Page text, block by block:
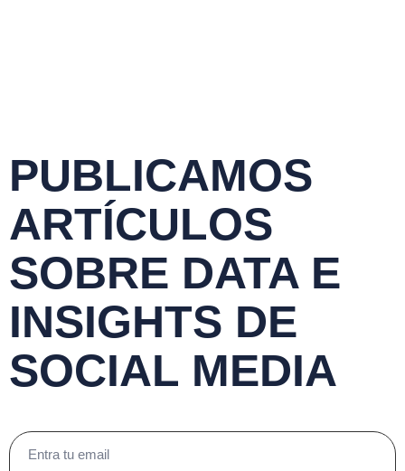
PUBLICAMOS
ARTÍCULOS
SOBRE DATA E
INSIGHTS DE
SOCIAL MEDIA